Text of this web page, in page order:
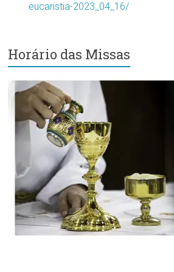
eucaristia-2023_04_16/
Horário das Missas